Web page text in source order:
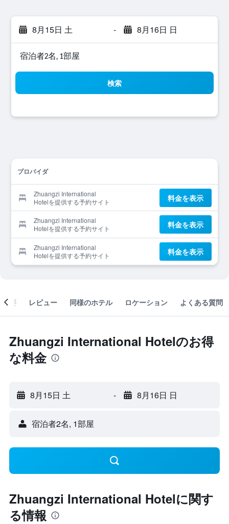
8月15日 土 - 8月16日 日
宿泊者2名, 1​部屋
検索
プロバイダ
Zhuangzi International
Hotelを提供する予約サイト
料金を表示
Zhuangzi International
Hotelを提供する予約サイト
料金を表示
Zhuangzi International
Hotelを提供する予約サイト
料金を表示
概要 レビュー 同様のホテル ロケーション よくある質問
Zhuangzi International Hotelのお得
な料金
8月15日 土 - 8月16日 日
宿泊者2名, 1​部屋
Zhuangzi International Hotelに関す
る情報